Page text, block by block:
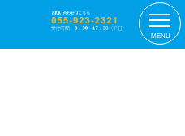
MENU